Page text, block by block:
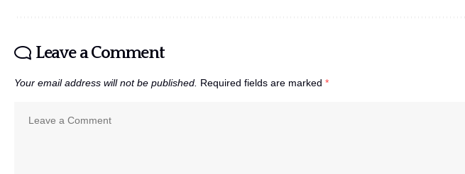
Leave a Comment
Your email address will not be published. Required fields are marked *